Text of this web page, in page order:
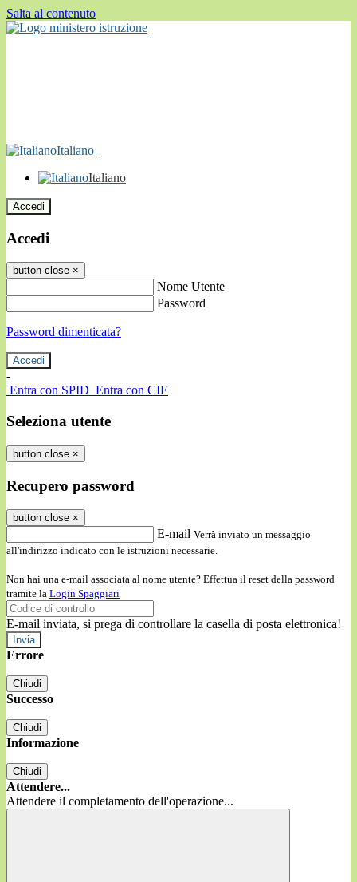
Salta al contenuto
Italiano
Italiano
Accedi
Accedi
button close ×
Nome Utente
Password
Password dimenticata?
-
Entra con SPID Entra con CIE
Seleziona utente
button close ×
Recupero password
button close ×
E-mail Verrà inviato un messaggio
all'indirizzo indicato con le istruzioni necessarie.
Non hai una e-mail associata al nome utente? Effettua il reset della password
tramite la Login Spaggiari
E-mail inviata, si prega di controllare la casella di posta elettronica!
Errore
Chiudi
Successo
Chiudi
Informazione
Chiudi
Attendere...
Attendere il completamento dell'operazione...